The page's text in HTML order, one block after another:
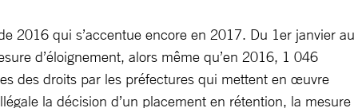
2016 qui s’accentue encore en 2017. Du 1er janvier au
d’éloignement, alors même qu’en 2016, 1 046
des droits par les préfectures qui mettent en œuvre
la décision d’un placement en rétention, la mesure